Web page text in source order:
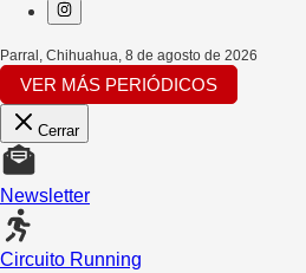
Parral, Chihuahua 8 de agosto de 2026
VER MÁS PERIÓDICOS
Cerrar
Newsletter
Circuito Running